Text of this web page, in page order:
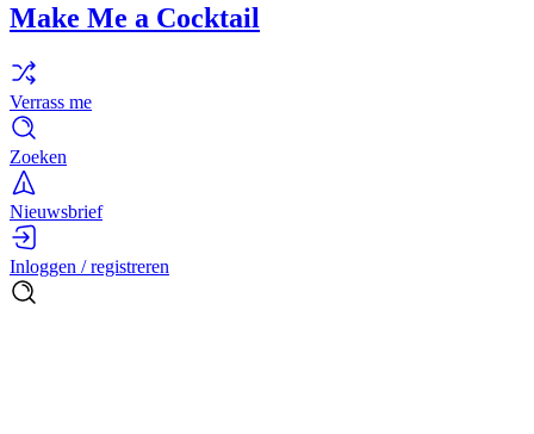
Make Me a Cocktail
Verrass me
Zoeken
Nieuwsbrief
Inloggen / registreren